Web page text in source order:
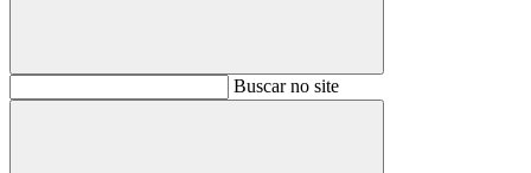
BuscarBuscar no site